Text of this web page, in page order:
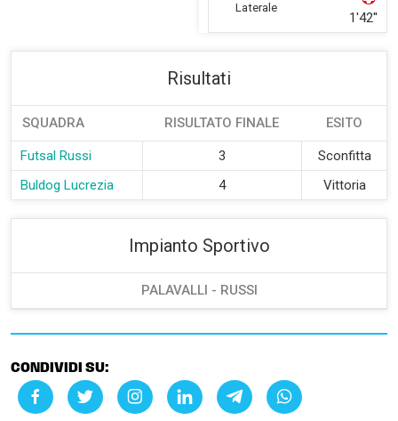
Laterale
1'42''
Risultati
SQUADRA RISULTATO FINALE ESITO
Futsal Russi 3
Sconfitta
Buldog Lucrezia
4 Vittoria
Impianto Sportivo
PALAVALLI - RUSSI
CONDIVIDI SU: